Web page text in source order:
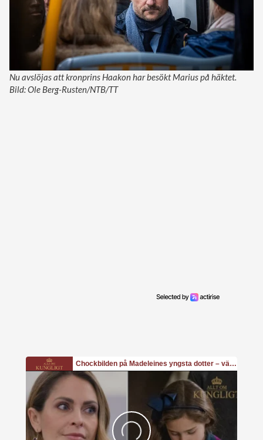
Nu avslöjas att kronprins Haakon har besökt Marius på häktet.
Bild: Ole Berg-Rusten/NTB/TT